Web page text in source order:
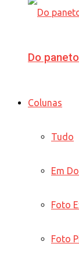
Do
Colunas
Tudo
Em
Foto
Foto